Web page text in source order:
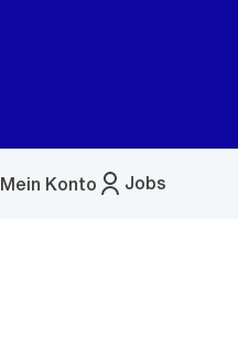
Jobs
Mein Konto
Menü